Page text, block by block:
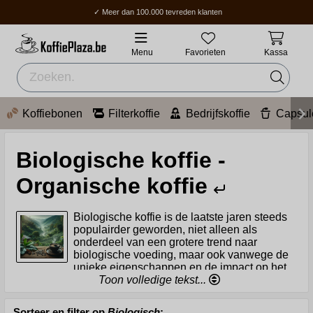
✓ Meer dan 100.000 tevreden klanten
✓ Gratis verzending boven 70 €
✓ Thuisbezorging / Afhaalpunt: 2-5 werkdagen.
Menu Favorieten Kassa
Koffiebonen Filterkoffie Bedrijfskoffie
Biologische koffie -
Organische koffie
Biologische koffie is de laatste jaren steeds
populairder geworden, niet alleen als
onderdeel van een grotere trend naar
biologische voeding, maar ook vanwege de
unieke eigenschappen en de impact op het
milieu en de gemeenschappen waar het wordt verbouwd.
Toon volledige tekst...